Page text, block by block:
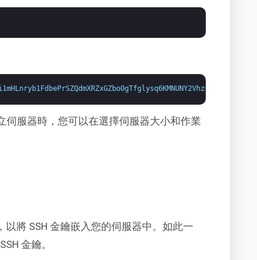
伺服器時，您可以在選擇伺服器大小和作業
將 SSH 金鑰嵌入您的伺服器中。如此一
金鑰。